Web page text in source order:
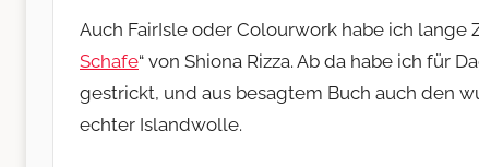
Auch FairIsle oder Colourwork habe ich
Schafe“ von Shiona Rizza. Ab da habe ich für
gestrickt, und aus besagtem Buch auch den
echter Islandwolle.